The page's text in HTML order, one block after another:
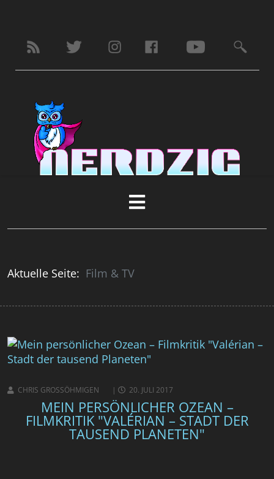
Aktuelle Seite: Film & TV
CHRIS GROSSÖHMIGEN 20. JULI 2017
MEIN PERSÖNLICHER OZEAN –
FILMKRITIK "VALÉRIAN – STADT DER
TAUSEND PLANETEN"